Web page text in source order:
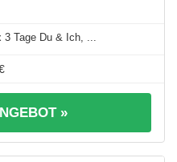
3 Tage Du & Ich, ...
»